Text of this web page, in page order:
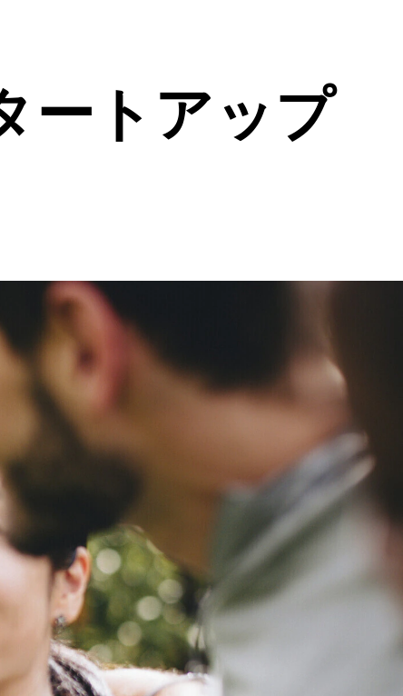
ートアップ